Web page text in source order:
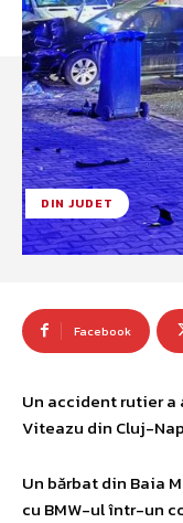
DIN JUDET
Facebook
Un accident rutier a
Viteazu din Cluj-
Un bărbat din Baia
cu BMW-ul într-un